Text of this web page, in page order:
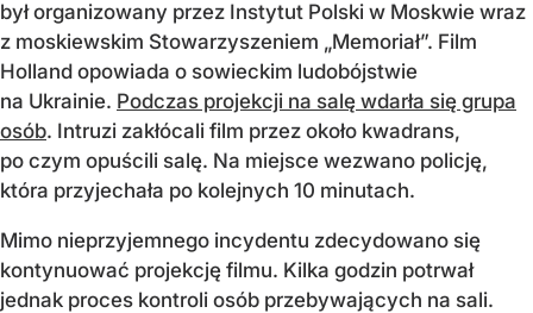
był organizowany przez Instytut Polski w Moskwie wraz
z moskiewskim Stowarzyszeniem „Memoriał”. Film
Holland opowiada o sowieckim ludobójstwie
na Ukrainie. Podczas projekcji na salę wdarła się grupa
osób. Intruzi zakłócali film przez około kwadrans,
po czym opuścili salę. Na miejsce wezwano policję,
która przyjechała po kolejnych 10 minutach.
Mimo nieprzyjemnego incydentu zdecydowano się
kontynuować projekcję filmu. Kilka godzin potrwał
jednak proces kontroli osób przebywających na sali.